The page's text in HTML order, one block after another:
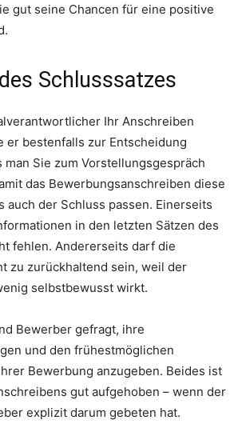
gut seine Chancen für eine positive
Schlusssatzes
Ihr Anschreiben
er bestenfalls zur Entscheidung
man Sie zum Vorstellungsgespräch
das Bewerbungsanschreiben diese
auch der Schluss passen. Einerseits
in den letzten Sätzen des
fehlen. Andererseits darf die
zu zurückhaltend sein, weil der
selbstbewusst wirkt.
Bewerber gefragt, ihre
und den frühestmöglichen
Bewerbung anzugeben. Beides ist
gut aufgehoben – wenn der
explizit darum gebeten hat.